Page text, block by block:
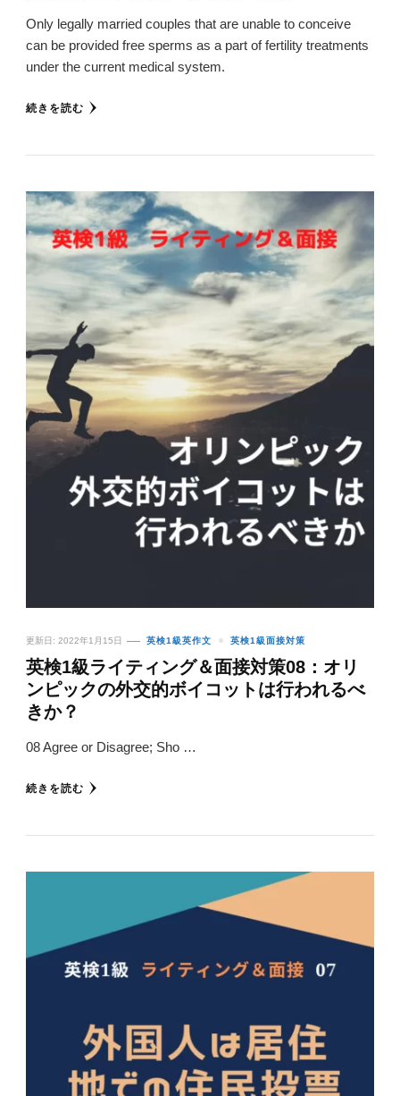
Only legally married couples that are unable to conceive
can be provided free sperms as a part of fertility treatments
under the current medical system.
続きを読む
更新日: 2022年1月15日 英検1級英作文 英検1級面接対策
英検1級ライティング＆面接対策08：オリ
ンピックの外交的ボイコットは行われるべ
きか？
08 Agree or Disagree; Sho …
続きを読む